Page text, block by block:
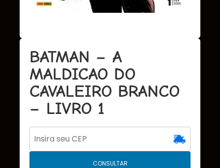
BATMAN – A
MALDICAO DO
CAVALEIRO BRANCO
– LIVRO 1
CONSULTAR